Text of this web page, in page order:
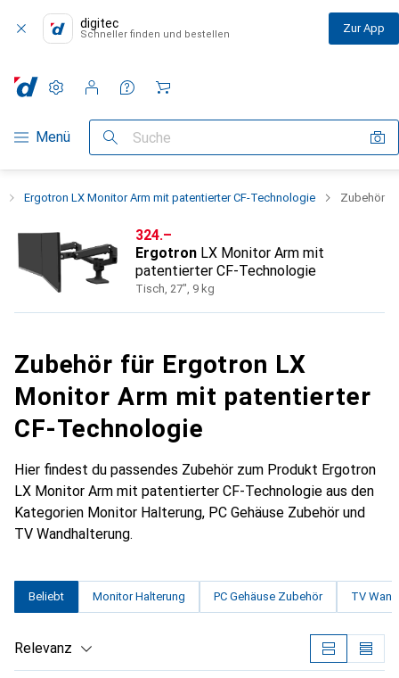
digitec
Schneller finden und bestellen Zur App
Navigation nach Kategorien
Menü Suche
Einstellungen
Kundenkonto
Vergleichslisten
Merklisten
Warenkorb
Ergotron LX Monitor Arm mit patentierter CF-Technologie Zubehör
CHF
324.–
Ergotron LX Monitor Arm mit
patentierter CF-Technologie
Tisch, 27", 9 kg
Zubehör für Ergotron LX
Monitor Arm mit patentierter
CF-Technologie
Hier findest du passendes Zubehör zum Produkt Ergotron
LX Monitor Arm mit patentierter CF-Technologie aus den
Kategorien Monitor Halterung, PC Gehäuse Zubehör und
TV Wandhalterung.
Beliebt Monitor Halterung PC Gehäuse Zubehör TV
Relevanz